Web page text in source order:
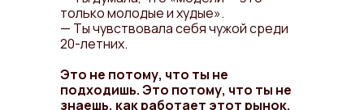
только молодые и худые».
— Ты чувствовала себя чужой среди
20-летних.
Это не потому, что ты не
подходишь. Это потому, что ты не
знаешь, как работает этот рынок.